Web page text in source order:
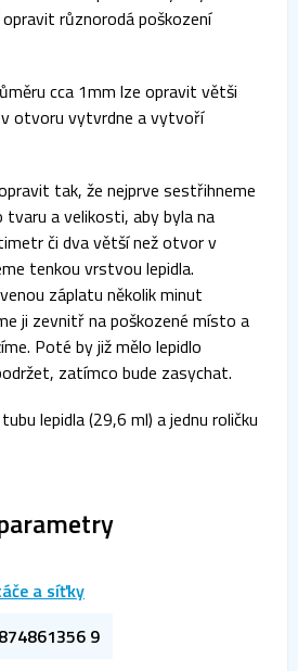
různorodá poškození
cca 1mm lze opravit větši
v otvoru vytvrdne a vytvoří
tak, že nejprve sestřihneme
tvaru a velikosti, aby byla na
či dva větší než otvor v
tenkou vrstvou lepidla.
záplatu několik minut
ji zevnitř na poškozené místo a
Poté by již mělo lepidlo
zatímco bude zasychat.
lepidla (29,6 ml) a jednu roličku
a síťky
9